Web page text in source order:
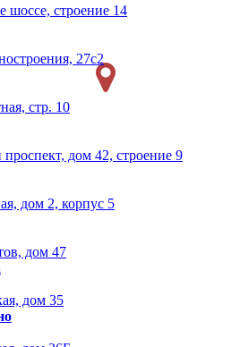
шоссе, строение 14
27с2
стр. 10
дом 42, строение 9
дом 2, корпус 5
дом 47
дом 35